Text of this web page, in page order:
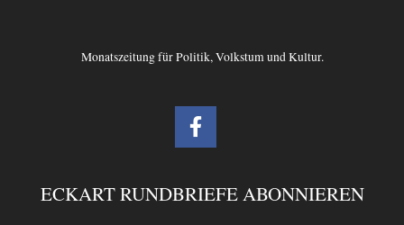
Monatszeitung für Politik, Volkstum und Kultur.
F
a
c
b
ECKART RUNDBRIEFE ABONNIEREN